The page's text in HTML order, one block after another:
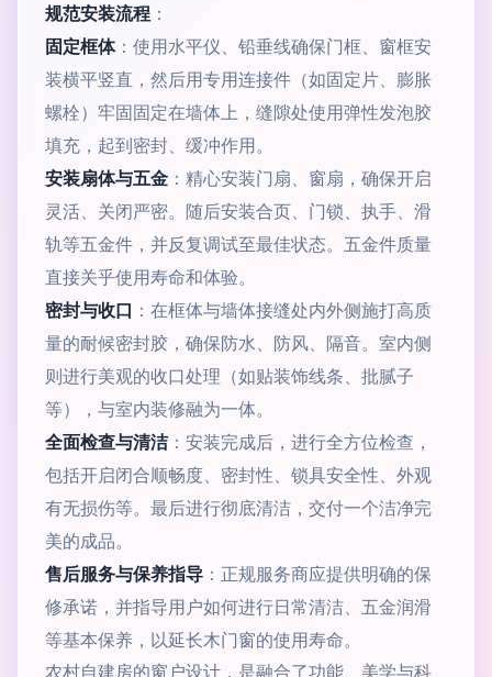
规范安装流程 ：
固定框体：使用水平仪、铅垂线确保门框、窗框安
装横平竖直，然后用专用连接件（如固定片、膨胀
螺栓）牢固固定在墙体上，缝隙处使用弹性发泡胶
填充，起到密封、缓冲作用。
安装扇体与五金 ：精心安装门扇、窗扇，确保开启
灵活、关闭严密。随后安装合页、门锁、执手、滑
轨等五金件，并反复调试至最佳状态。五金件质量
直接关乎使用寿命和体验。
密封与收口 ：在框体与墙体接缝处内外侧施打高质
量的耐候密封胶，确保防水、防风、隔音。室内侧
则进行美观的收口处理（如贴装饰线条、批腻子
等），与室内装修融为一体。
全面检查与清洁：安装完成后，进行全方位检查，
包括开启闭合顺畅度、密封性、锁具安全性、外观
有无损伤等。最后进行彻底清洁，交付一个洁净完
美的成品。
售后服务与保养指导 ：正规服务商应提供明确的保
修承诺，并指导用户如何进行日常清洁、五金润滑
等基本保养，以延长木门窗的使用寿命。
农村自建房的窗户设计，是融合了功能、美学与科